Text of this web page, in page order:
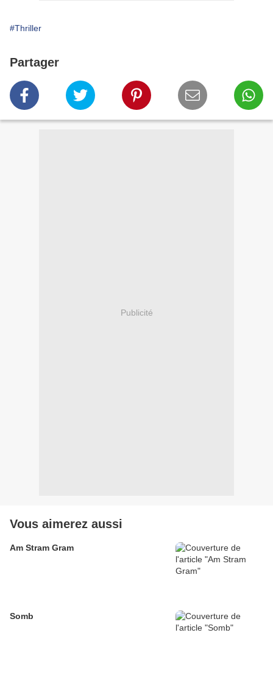
#Thriller
Partager
Publicité
Vous aimerez aussi
Am Stram Gram
Somb